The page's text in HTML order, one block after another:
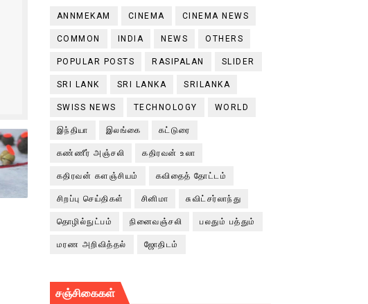
ANNMEKAM CINEMA CINEMA NEWS
COMMON INDIA NEWS OTHERS
POPULAR POSTS RASIPALAN SLIDER
SRI LANK SRI LANKA SRILANKA
SWISS NEWS TECHNOLOGY WORLD
இந்தியா இலங்கை கட்டுரை
கண்ணீர் அஞ்சலி கதிரவன் உலா
கதிரவன் களஞ்சியம் கவிதைத் தோட்டம்
சிறப்பு செய்திகள் சினிமா சுவிட்சர்லாந்து
தொழில்நுட்பம் நினைவஞ்சலி பலதும் பத்தும்
மரண அறிவித்தல் ஜோதிடம்
சஞ்சிகைகள்